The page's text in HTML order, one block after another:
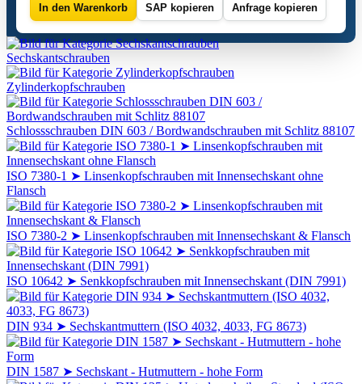
In den Warenkorb SAP kopieren Anfrage kopieren
Sechskantschrauben
Zylinderkopfschrauben
Schlossschrauben DIN 603 / Bordwandschrauben mit Schlitz 88107
ISO 7380-1 ➤ Linsenkopfschrauben mit Innensechskant ohne
Flansch
ISO 7380-2 ➤ Linsenkopfschrauben mit Innensechskant & Flansch
ISO 10642 ➤ Senkkopfschrauben mit Innensechskant (DIN 7991)
DIN 934 ➤ Sechskantmuttern (ISO 4032, 4033, FG 8673)
DIN 1587 ➤ Sechskant - Hutmuttern - hohe Form